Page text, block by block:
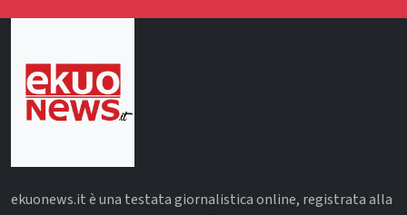
ekuonews.it è una testata giornalistica online, registrata alla